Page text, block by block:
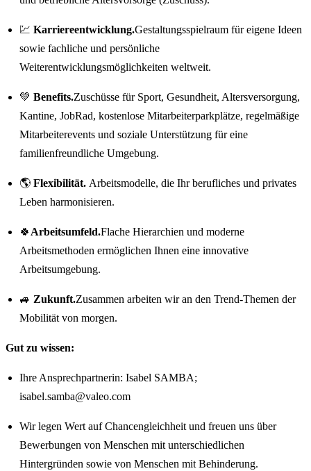
💹 Karriereentwicklung.Gestaltungsspielraum für eigene Ideen
sowie fachliche und persönliche
Weiterentwicklungsmöglichkeiten weltweit.
💚 Benefits.Zuschüsse für Sport, Gesundheit, Altersversorgung,
Kantine, JobRad, kostenlose Mitarbeiterparkplätze, regelmäßige
Mitarbeiterevents und soziale Unterstützung für eine
familienfreundliche Umgebung.
🌎 Flexibilität. Arbeitsmodelle, die Ihr berufliches und privates
Leben harmonisieren.
🍀 Arbeitsumfeld.Flache Hierarchien und moderne
Arbeitsmethoden ermöglichen Ihnen eine innovative
Arbeitsumgebung.
🚙 Zukunft.Zusammen arbeiten wir an den Trend-Themen der
Mobilität von morgen.
Gut zu wissen:
Ihre Ansprechpartnerin: Isabel SAMBA;
isabel.samba@valeo.com
Wir legen Wert auf Chancengleichheit und freuen uns über
Bewerbungen von Menschen mit unterschiedlichen
Hintergründen sowie von Menschen mit Behinderung.